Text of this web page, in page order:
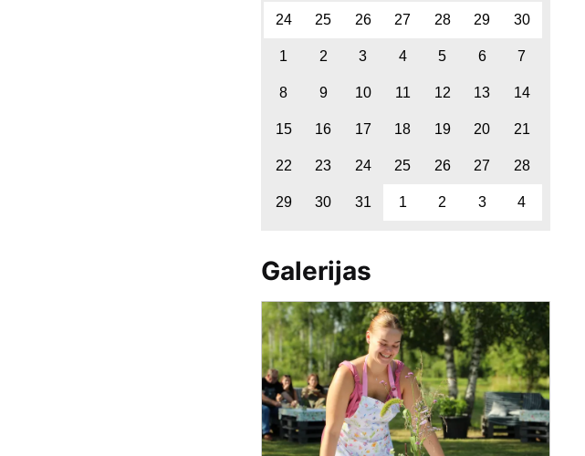
24 25 26 27 28 29 30
1 2 3 4 5 6 7
8 9 10 11 12 13 14
15 16 17 18 19 20 21
22 23 24 25 26 27 28
29 30 31 1 2 3 4
Galerijas